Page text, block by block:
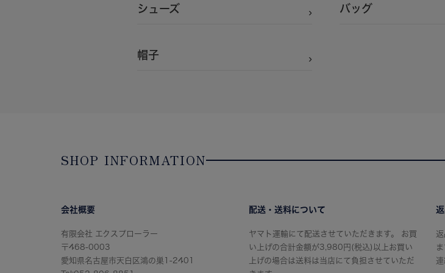
シューズ バッグ
帽子
SHOP INFORMATION
会社概要
有限会社 エクスプローラー
〒468-0003
愛知県名古屋市天白区鴻の巣1-2401
配送・送料について
ヤマト運輸にて配送させていただきます。 お買
い上げの合計金額が3,980円(税込)以上お買い
上げの場合は送料は当店にて負担させていただ